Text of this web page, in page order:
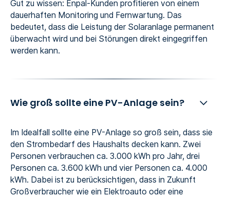
Gut zu wissen: Enpal-Kunden profitieren von einem
dauerhaften Monitoring und Fernwartung. Das
bedeutet, dass die Leistung der Solaranlage permanent
überwacht wird und bei Störungen direkt eingegriffen
werden kann.
Wie groß sollte eine PV-Anlage sein?
Im Idealfall sollte eine PV-Anlage so groß sein, dass sie
den Strombedarf des Haushalts decken kann. Zwei
Personen verbrauchen ca. 3.000 kWh pro Jahr, drei
Personen ca. 3.600 kWh und vier Personen ca. 4.000
kWh. Dabei ist zu berücksichtigen, dass in Zukunft
Großverbraucher wie ein Elektroauto oder eine